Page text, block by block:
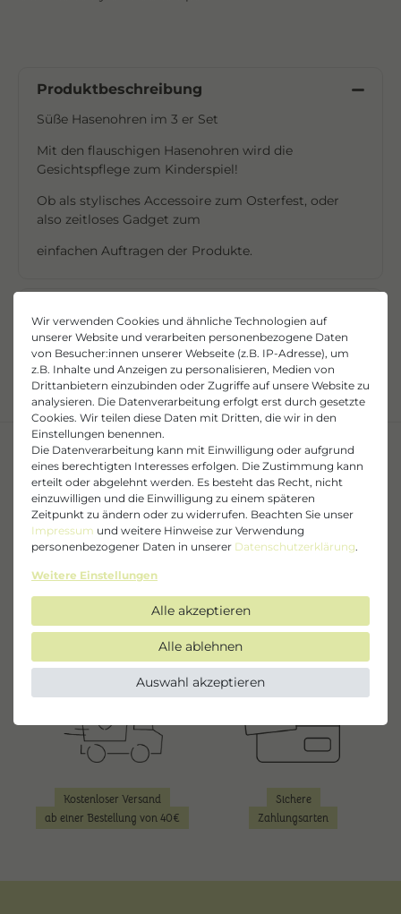
Produktbeschreibung
Süße Hasenohren im 3 er Set
Mit den flauschigen Hasenohren wird die
Gesichtspflege zum Kinderspiel!
Ob als stylisches Accessoire zum Osterfest, oder
also zeitloses Gadget zum
einfachen Auftragen der Produkte.
Hersteller
Laboratoire Allistère SAS
89 Route de la Reine , 92100 Boulogne
Billancourt, Frankreich
contact@toofruit.com
Offizieller Herstellershop
direkt & sicher einkaufen
bei jeder Bestellung
Kostenloser Versand
ab einer Bestellung von 40€
Sichere
Zahlungsarten
Wir verwenden Cookies und ähnliche Technologien auf
unserer Website und verarbeiten personenbezogene Daten
von Besucher:innen unserer Webseite (z.B. IP-Adresse), um
z.B. Inhalte und Anzeigen zu personalisieren, Medien von
Drittanbietern einzubinden oder Zugriffe auf unsere Website zu
analysieren. Die Datenverarbeitung erfolgt erst durch gesetzte
Cookies. Wir teilen diese Daten mit Dritten, die wir in den
Einstellungen benennen.
Die Datenverarbeitung kann mit Einwilligung oder aufgrund
eines berechtigten Interesses erfolgen. Die Zustimmung kann
erteilt oder abgelehnt werden. Es besteht das Recht, nicht
einzuwilligen und die Einwilligung zu einem späteren
Zeitpunkt zu ändern oder zu widerrufen. Beachten Sie unser
Impressum und weitere Hinweise zur Verwendung
personenbezogener Daten in unserer Daten­schutz­erklärung.
Weitere Einstellungen
Alle akzeptieren
Alle ablehnen
Auswahl akzeptieren